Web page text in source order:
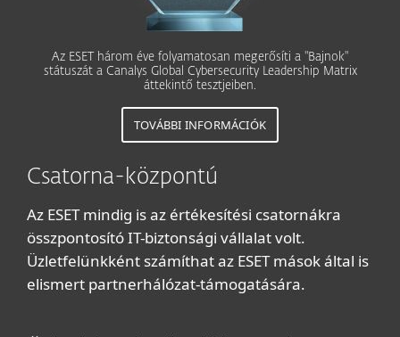
Csatorna-központú
Az ESET mindig is az értékesítési csatornákra
összpontosító IT-biztonsági vállalat volt.
Üzletfelünkként számíthat az ESET mások által is
elismert partnerhálózat-támogatására.
Az ESET három éve folyamatosan megerősíti a "Bajnok"
státuszát a Canalys Global Cybersecurity Leadership Matrix
áttekintő tesztjeiben.
TOVÁBBI INFORMÁCIÓK